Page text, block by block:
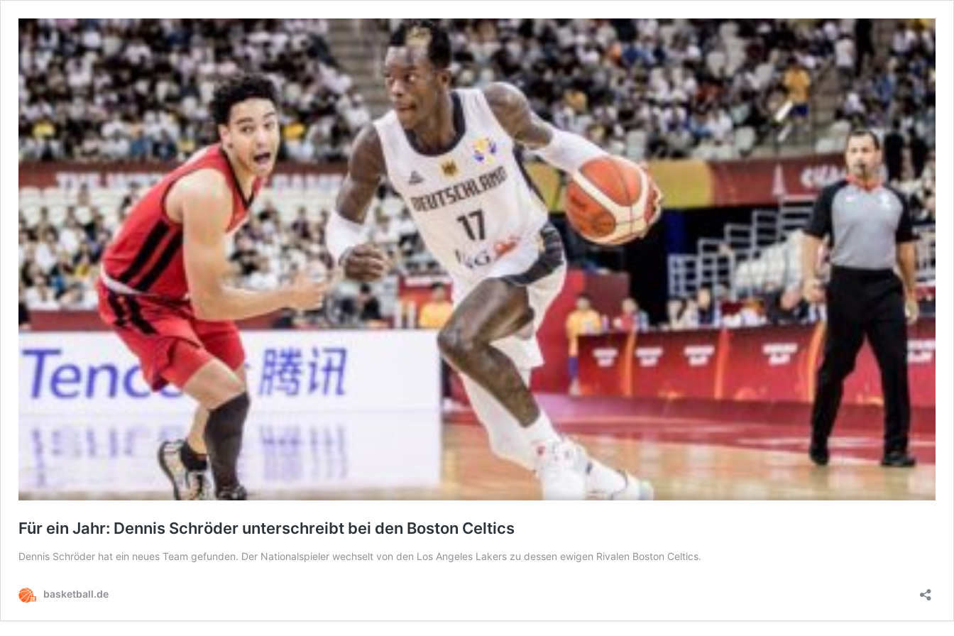
Für ein Jahr: Dennis Schröder unterschreibt bei den Boston Celtics
Dennis Schröder hat ein neues Team gefunden. Der Nationalspieler wechselt von den Los Angeles Lakers zu dessen ewigen Rivalen Boston Celtics.
basketball.de